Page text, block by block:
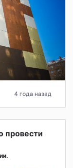
4 года назад
провести